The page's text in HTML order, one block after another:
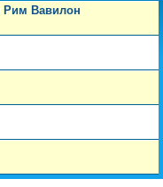
Рим Вавилон